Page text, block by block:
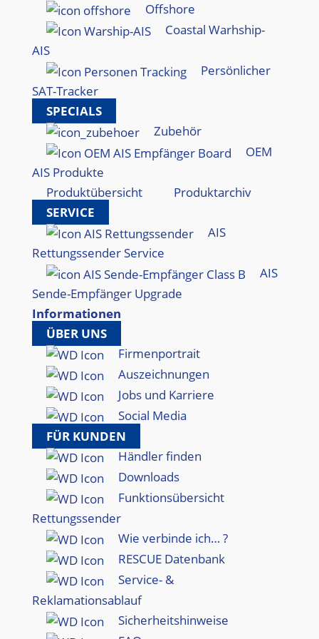
Offshore
Coastal Warhship-
AIS
Persönlicher
SAT-Tracker
SPECIALS
Zubehör
OEM
AIS Produkte
Produktübersicht
Produktarchiv
SERVICE
AIS
Rettungssender Service
AIS
Sende-Empfänger Upgrade
Informationen
ÜBER UNS
Firmenportrait
Auszeichnungen
Jobs und Karriere
Social Media
FÜR KUNDEN
Händler finden
Downloads
Funktionsübersicht
Rettungssender
Wie verbinde ich… ?
RESCUE Datenbank
Service- &
Reklamationsablauf
Sicherheitshinweise